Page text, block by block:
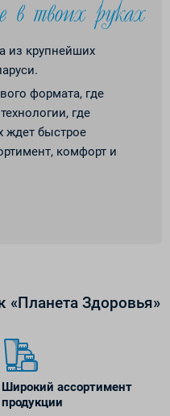
из крупнейших
формата, где
где
ждет быстрое
комфорт и
«Планета Здоровья»
Широкий ассортимент
продукции